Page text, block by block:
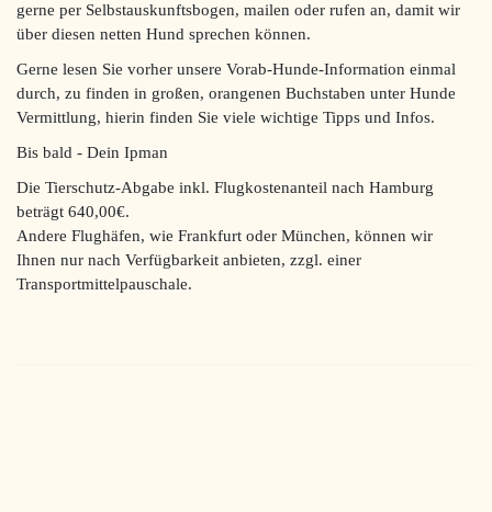
gerne per Selbstauskunftsbogen, mailen oder rufen an, damit wir
über diesen netten Hund sprechen können.
Gerne lesen Sie vorher unsere Vorab-Hunde-Information einmal
durch, zu finden in großen, orangenen Buchstaben unter Hunde
Vermittlung, hierin finden Sie viele wichtige Tipps und Infos.
Bis bald - Dein Ipman
Die Tierschutz-Abgabe inkl. Flugkostenanteil nach Hamburg
beträgt 640,00€.
Andere Flughäfen, wie Frankfurt oder München, können wir
Ihnen nur nach Verfügbarkeit anbieten, zzgl. einer
Transportmittelpauschale.